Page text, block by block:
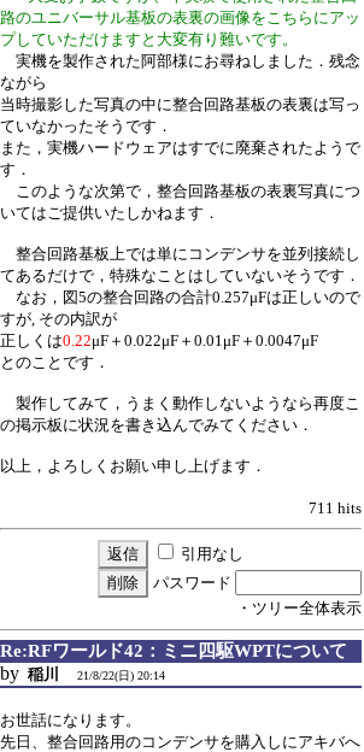
路のユニバーサル基板の表裏の画像をこちらにアッ
プしていただけますと大変有り難いです。
実機を製作された阿部様にお尋ねしました．残念
ながら
当時撮影した写真の中に整合回路基板の表裏は写っ
ていなかったそうです．
また，実機ハードウェアはすでに廃棄されたようで
す．
このような次第で，整合回路基板の表裏写真につ
いてはご提供いたしかねます．
整合回路基板上では単にコンデンサを並列接続し
てあるだけで，特殊なことはしていないそうです．
なお，図5の整合回路の合計0.257μFは正しいので
すが, その内訳が
正しくは0.22μF＋0.022μF＋0.01μF＋0.0047μF
とのことです．
製作してみて，うまく動作しないようなら再度こ
の掲示板に状況を書き込んでみてください．
以上，よろしくお願い申し上げます．
711 hits
引用なし
パスワード
・ツリー全体表示
Re:RFワールド42：ミニ四駆WPTについて
by 稲川 21/8/22(日) 20:14
お世話になります。
先日、整合回路用のコンデンサを購入しにアキバへ